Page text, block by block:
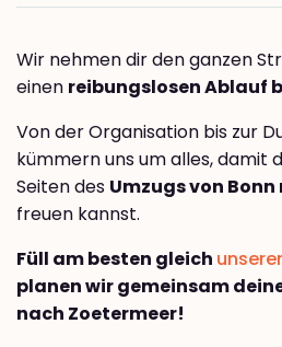
Wir nehmen dir den ganzen
einen reibungslosen Ablauf
Von der Organisation bis zur
kümmern uns um alles, damit
Seiten des Umzugs von
freuen kannst.
Füll am besten gleich
planen wir gemeinsam
nach Zoetermeer!